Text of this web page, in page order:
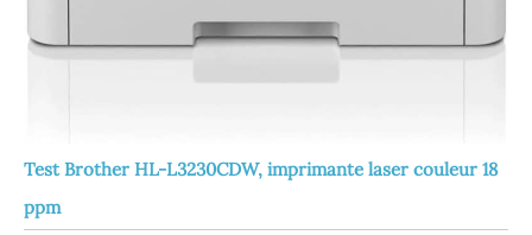
Test Brother HL-L3230CDW, imprimante laser couleur 18
ppm